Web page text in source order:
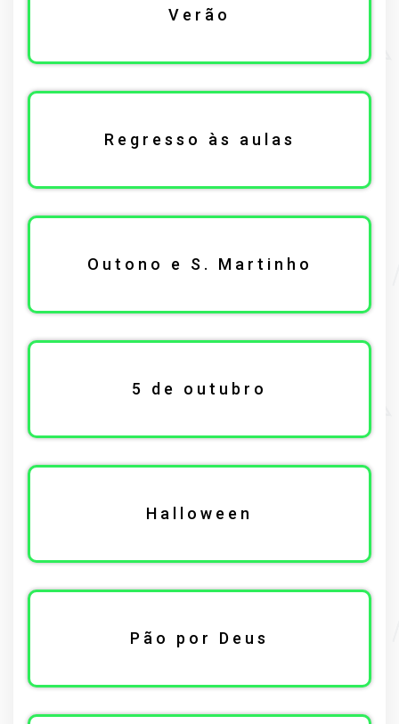
Verão
Regresso às aulas
Outono e S. Martinho
5 de outubro
Halloween
Pão por Deus